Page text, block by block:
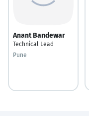
Anant Bandewar
Technical Lead
Pune